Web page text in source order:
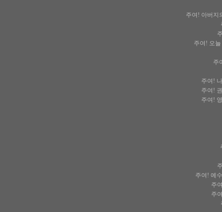
주여! 아버지
주여! 오
주
주여!
주여!
주여!
주여! 예
주
주